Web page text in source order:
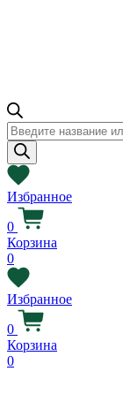
Поиск
товаров
Избранное
0
Корзина
0
Избранное
0
Корзина
0